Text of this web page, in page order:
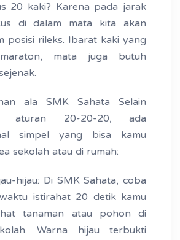
20 kaki? Karena pada jarak
di dalam mata kita akan
posisi rileks. Ibarat kaki yang
mata juga butuh
ala SMK Sahata Selain
aturan 20-20-20, ada
simpel yang bisa kamu
sekolah atau di rumah:
hijau: Di SMK Sahata, coba
istirahat 20 detik kamu
tanaman atau pohon di
Warna hijau terbukti